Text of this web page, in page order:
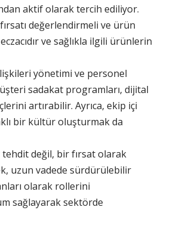
aktif olarak tercih ediliyor.
değerlendirmeli ve ürün
ve sağlıkla ilgili ürünlerin
yönetimi ve personel
sadakat programları, dijital
artırabilir. Ayrıca, ekip içi
bir kültür oluşturmak da
tehdit değil, bir fırsat olarak
uzun vadede sürdürülebilir
olarak rollerini
sağlayarak sektörde